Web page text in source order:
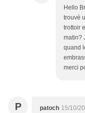
Hello
trouvé
trottoir
matin?
quand
merci
P patoch 15/10/